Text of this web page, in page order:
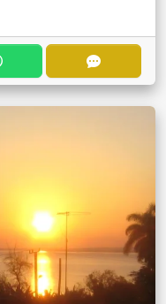
CONTACTAR POR